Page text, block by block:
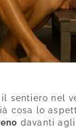
sentiero nel
cosa lo
davanti